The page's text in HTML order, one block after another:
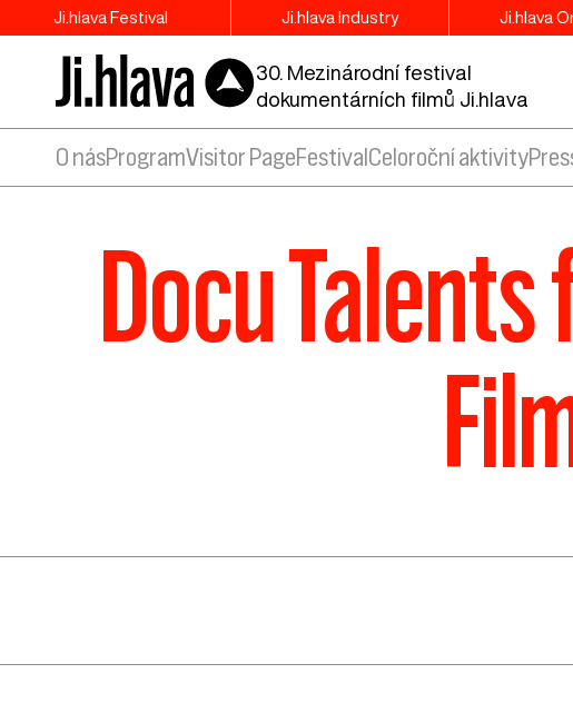
Ji.hlava Festival Ji.hlava Industry Ji.hlava
30. Mezinárodní festival
dokumentárních filmů Ji.hlava
O násProgramVisitor PageFestival Celoroční aktivity
Docu Talents